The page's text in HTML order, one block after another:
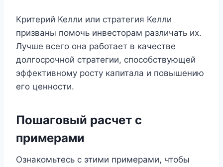
Критерий Келли или стратегия Келли
призваны помочь инвесторам различать их.
Лучше всего она работает в качестве
долгосрочной стратегии, способствующей
эффективному росту капитала и повышению
его ценности.
Пошаговый расчет с
примерами
Ознакомьтесь с этими примерами, чтобы